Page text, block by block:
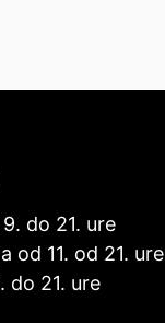
do 21. ure
od 11. od 21. ure
do 21. ure